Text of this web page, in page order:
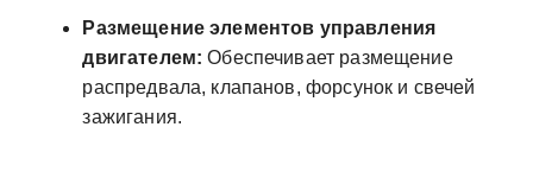
Размещение элементов управления
двигателем: Обеспечивает размещение
распредвала, клапанов, форсунок и свечей
зажигания.